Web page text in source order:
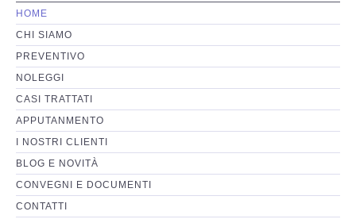
Perizia Fonica e Trascrizioni
Perizia su Social Network
Perizia Web Reputation
Perizia Host e Mainframe
Perizia Contratti ICT
Perizia Disp. Elettronici
HOME
CHI SIAMO
PREVENTIVO
NOLEGGI
CASI TRATTATI
APPUTANMENTO
I NOSTRI CLIENTI
BLOG E NOVITÀ
CONVEGNI E DOCUMENTI
CONTATTI